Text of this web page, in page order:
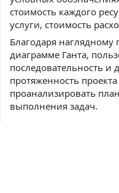
стоимость каждого
услуги, стоимость
Благодаря
диаграмме Ганта,
последовательность и
протяженность
проанализировать
выполнения задач.